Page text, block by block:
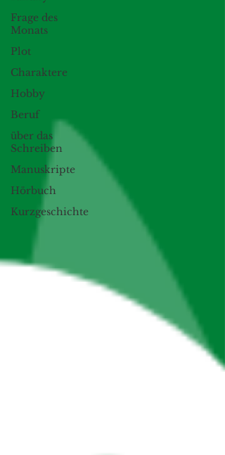
Frage des
Monats
Plot
Charaktere
Hobby
Beruf
über das
Schreiben
Manuskripte
Hörbuch
Kurzgeschichte